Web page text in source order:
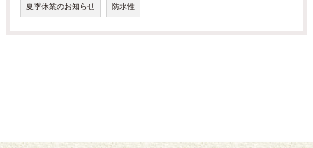
夏季休業のお知らせ 防水性